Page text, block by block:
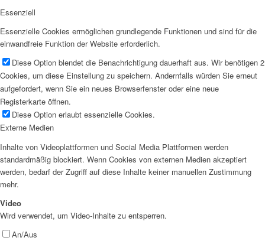
Essenziell
Essenzielle Cookies ermöglichen grundlegende Funktionen und sind für die
einwandfreie Funktion der Website erforderlich.
Diese Option blendet die Benachrichtigung dauerhaft aus. Wir benötigen 2
Cookies, um diese Einstellung zu speichern. Andernfalls würden Sie erneut
aufgefordert, wenn Sie ein neues Browserfenster oder eine neue
Registerkarte öffnen.
Diese Option erlaubt essenzielle Cookies.
Externe Medien
Inhalte von Videoplattformen und Social Media Plattformen werden
standardmäßig blockiert. Wenn Cookies von externen Medien akzeptiert
werden, bedarf der Zugriff auf diese Inhalte keiner manuellen Zustimmung
mehr.
Video
Wird verwendet, um Video-Inhalte zu entsperren.
An/Aus